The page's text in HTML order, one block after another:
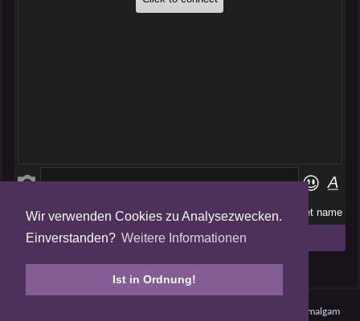
Wir verwenden Cookies zu Analysezwecken.
Einverstanden? Weitere Informationen
Ist in Ordnung!
Folge uns auf
Tweets by AmalgamFansubs
Amalgam